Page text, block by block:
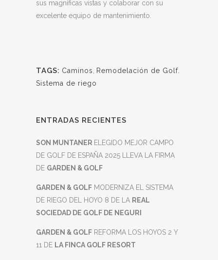
sus magníficas vistas y colaborar con su
excelente equipo de mantenimiento.
TAGS: Caminos
Remodelación de Golf.
Sistema de riego
ENTRADAS RECIENTES
SON MUNTANER ELEGIDO MEJOR CAMPO
DE GOLF DE ESPAÑA 2025 LLEVA LA FIRMA
DE GARDEN & GOLF
GARDEN & GOLF MODERNIZA EL SISTEMA
DE RIEGO DEL HOYO 8 DE LA REAL
SOCIEDAD DE GOLF DE NEGURI
GARDEN & GOLF REFORMA LOS HOYOS 2 Y
11 DE LA FINCA GOLF RESORT